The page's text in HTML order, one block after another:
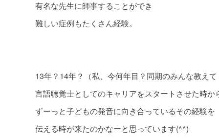
有名な先生に師事することができ
難しい症例もたくさん経験。
13年？14年？（私、今何年目？同期のみんな教え
言語聴覚士としてのキャリアをスタートさせた時か
ずーっと子どもの発音に向き合っているその経験を
伝える時が来たのかなーと思っています(^^)